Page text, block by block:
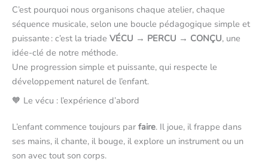
C’est pourquoi nous organisons chaque atelier, chaque
séquence musicale, selon une boucle pédagogique simple et
puissante : c’est la triade VÉCU → PERCU → CONÇU, une
idée-clé de notre méthode.
Une progression simple et puissante, qui respecte le
développement naturel de l’enfant.
🧡 Le vécu : l’expérience d’abord
L’enfant commence toujours par faire. Il joue, il frappe dans
ses mains, il chante, il bouge, il explore un instrument ou un
son avec tout son corps.